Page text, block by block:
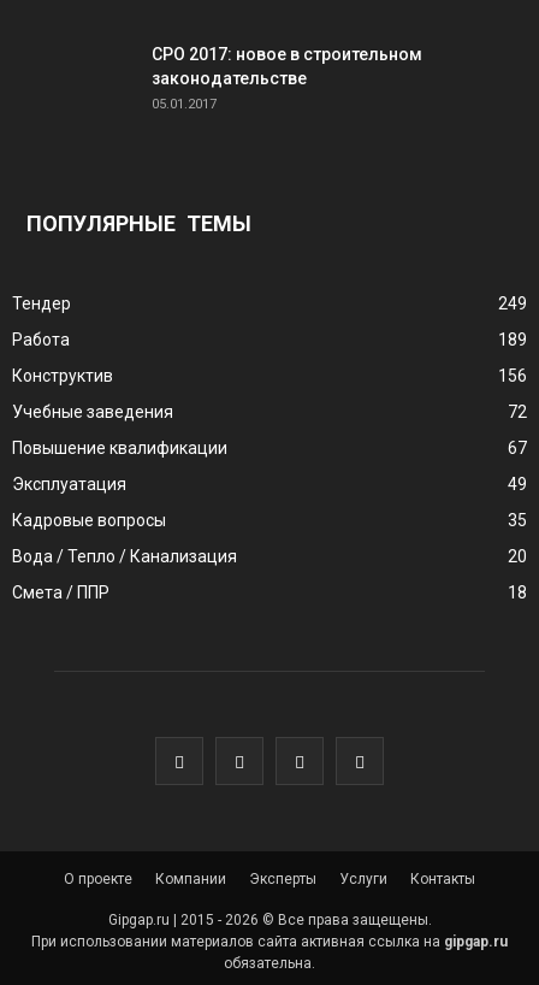
СРО 2017: новое в строительном
законодательстве
05.01.2017
ПОПУЛЯРНЫЕ ТЕМЫ
Тендер
249
Работа
189
Конструктив
156
Учебные заведения
72
Повышение квалификации
67
Эксплуатация
49
Кадровые вопросы
35
Вода / Тепло / Канализация
20
Смета / ППР
18
О проекте Компании Эксперты Услуги Контакты
Gipgap.ru | 2015 - 2026 © Все права защещены.
При использовании материалов сайта активная ссылка на gipgap.ru
обязательна.